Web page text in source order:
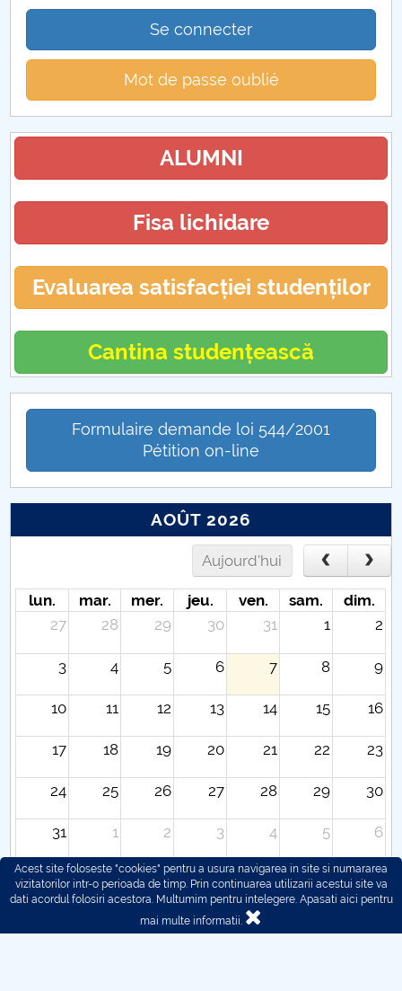
Se connecter
Mot de passe oublié
ALUMNI
Fisa lichidare
Evaluarea satisfacției studenților
Cantina studențească
Formulaire demande loi 544/2001
Pétition on-line
AOÛT 2026
Aujourd'hui
lun. mar. mer. jeu. ven. sam.
dim.
27
28 29 30 31 1 2
3 4 5 6 7 8 9
10 11 12 13 14 15 16
17 18 19 20 21 22 23
24 25 26 27 28 29 30
31 1 2 3 4 5 6
Acest site foloseste "cookies" pentru a usura navigarea in site si numararea
vizitatorilor intr-o perioada de timp. Prin continuarea utilizarii acestui site va
dati acordul folosiri acestora. Multumim pentru intelegere. Apasati aici pentru
mai multe informatii.